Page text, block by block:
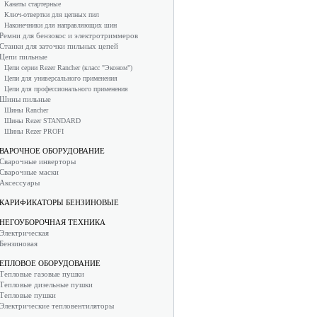
Канаты стартерные
Ключ-отвертки для цепных пил
Наконечники для направляющих шин
Ремни для бензокос и электротриммеров
Станки для заточки пильных цепей
Цепи пильные
Цепи серии Rezer Rancher (класс "Эконом")
Цепи для универсального применения
Цепи для профессионального применения
Шины пильные
Шины Rancher
Шины Rezer STANDARD
Шины Rezer PROFI
ОБОРУДОВАНИЕ
Сварочные инверторы
Сварочные маски
Аксессуары
БЕНЗИНОВЫЕ
ТЕХНИКА
Электрическая
Бензиновая
ОБОРУДОВАНИЕ
Тепловые газовые пушки
Тепловые дизельные пушки
Тепловые пушки
Электрические тепловентиляторы